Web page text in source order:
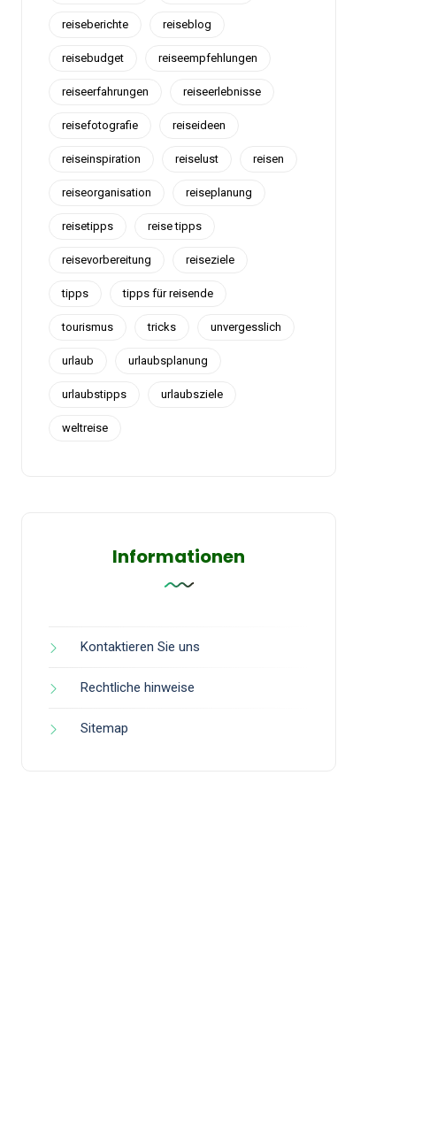
reiseberichte reiseblog
reisebudget reiseempfehlungen
reiseerfahrungen reiseerlebnisse
reisefotografie reiseideen
reiseinspiration reiselust reisen
reiseorganisation reiseplanung
reisetipps reise tipps
reisevorbereitung reiseziele
tipps tipps für reisende
tourismus tricks unvergesslich
urlaub urlaubsplanung
urlaubstipps urlaubsziele
weltreise
Informationen
Kontaktieren Sie uns
Rechtliche hinweise
Sitemap